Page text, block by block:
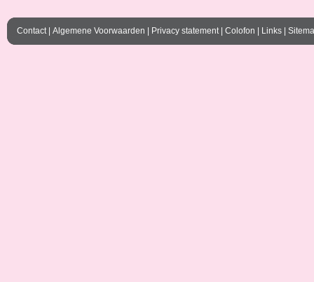
Contact| Algemene Voorwaarden Privacy statement| Colofon Links